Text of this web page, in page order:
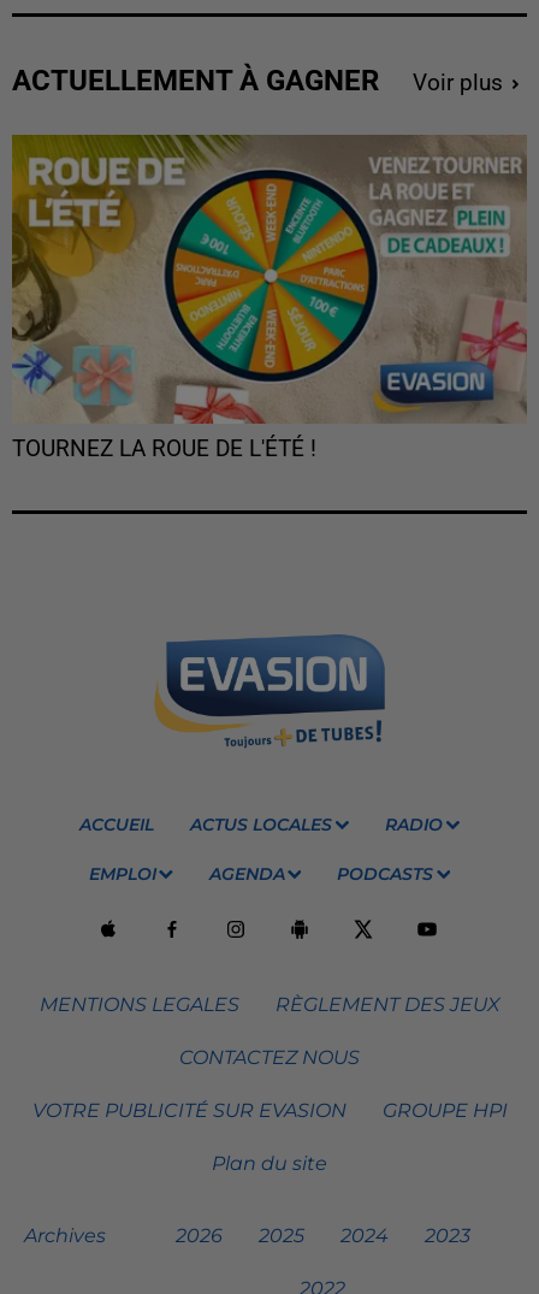
ACTUELLEMENT À GAGNER Voir plus
TOURNEZ LA ROUE DE L'ÉTÉ !
ACCUEIL ACTUS LOCALES RADIO
EMPLOI AGENDA PODCASTS
MENTIONS LEGALES RÈGLEMENT DES JEUX
CONTACTEZ NOUS
VOTRE PUBLICITÉ SUR EVASION GROUPE HPI
Plan du site
Archives 2026 2025 2024 2023
2022